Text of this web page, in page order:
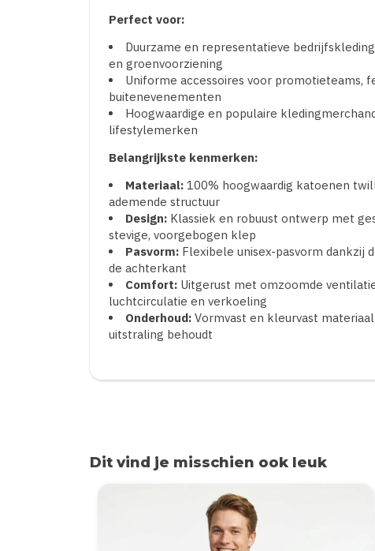
Perfect voor:
Duurzame en representatieve
en groenvoorziening
Uniforme accessoires voor promotieteams,
buitenevenementen
Hoogwaardige en populaire
lifestylemerken
Belangrijkste kenmerken:
Materiaal: 100% hoogwaardig katoenen
ademende structuur
Design: Klassiek en robuust ontwerp met
stevige, voorgebogen klep
Pasvorm: Flexibele unisex-pasvorm dankzij
de achterkant
Comfort: Uitgerust met omzoomde
luchtcirculatie en verkoeling
Onderhoud: Vormvast en kleurvast
uitstraling behoudt
Dit vind je misschien ook leuk
Items van productcarrousel